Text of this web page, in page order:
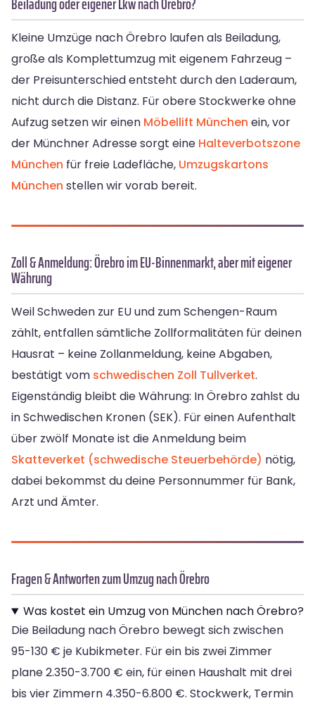
Kleine Umzüge nach Örebro laufen als Beiladung,
große als Komplettumzug mit eigenem Fahrzeug –
der Preisunterschied entsteht durch den Laderaum,
nicht durch die Distanz. Für obere Stockwerke ohne
Aufzug setzen wir einen Möbellift München ein, vor
der Münchner Adresse sorgt eine Halteverbotszone
München für freie Ladefläche, Umzugskartons
München stellen wir vorab bereit.
Zoll & Anmeldung: Örebro im EU-Binnenmarkt, aber mit eigener
Währung
Weil Schweden zur EU und zum Schengen-Raum
zählt, entfallen sämtliche Zollformalitäten für deinen
Hausrat – keine Zollanmeldung, keine Abgaben,
bestätigt vom schwedischen Zoll Tullverket.
Eigenständig bleibt die Währung: In Örebro zahlst du
in Schwedischen Kronen (SEK). Für einen Aufenthalt
über zwölf Monate ist die Anmeldung beim
Skatteverket (schwedische Steuerbehörde) nötig,
dabei bekommst du deine Personnummer für Bank,
Arzt und Ämter.
Fragen & Antworten zum Umzug nach Örebro
Was kostet ein Umzug von München nach Örebro?
Die Beiladung nach Örebro bewegt sich zwischen
95-130 € je Kubikmeter. Für ein bis zwei Zimmer
plane 2.350-3.700 € ein, für einen Haushalt mit drei
bis vier Zimmern 4.350-6.800 €. Stockwerk, Termin